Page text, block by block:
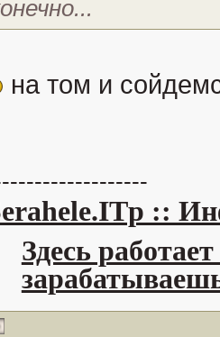
на том и
::
Здесь